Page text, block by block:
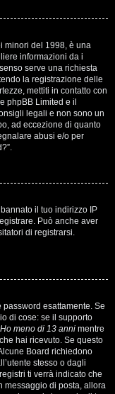
minori del 1998, è una
informazioni da i
serve una richiesta
la registrazione delle
mettiti in contatto con
phpBB Limited e il
legali e non sono un
ad eccezione di quanto
abusi e/o per
il tuo indirizzo IP
Può anche aver
di registrarsi.
esattamente. Se
di cose: se il supporto
Ho meno di 13 anni mentre
hai ricevuto. Se questo
Board richiedono
stesso o dagli
ti verrà indicato che
messaggio di posta, allora